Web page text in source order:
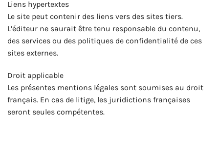
Liens hypertextes
Le site peut contenir des liens vers des sites tiers.
L’éditeur ne saurait être tenu responsable du contenu,
des services ou des politiques de confidentialité de ces
sites externes.
Droit applicable
Les présentes mentions légales sont soumises au droit
français. En cas de litige, les juridictions françaises
seront seules compétentes.